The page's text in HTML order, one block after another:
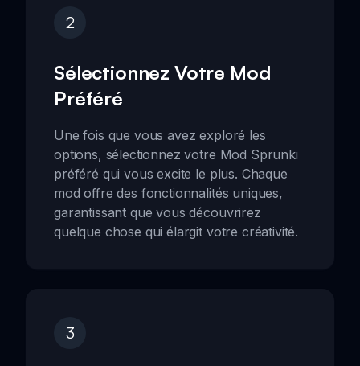
2
Sélectionnez Votre Mod
Préféré
Une fois que vous avez exploré les
options, sélectionnez votre Mod Sprunki
préféré qui vous excite le plus. Chaque
mod offre des fonctionnalités uniques,
garantissant que vous découvrirez
quelque chose qui élargit votre créativité.
3